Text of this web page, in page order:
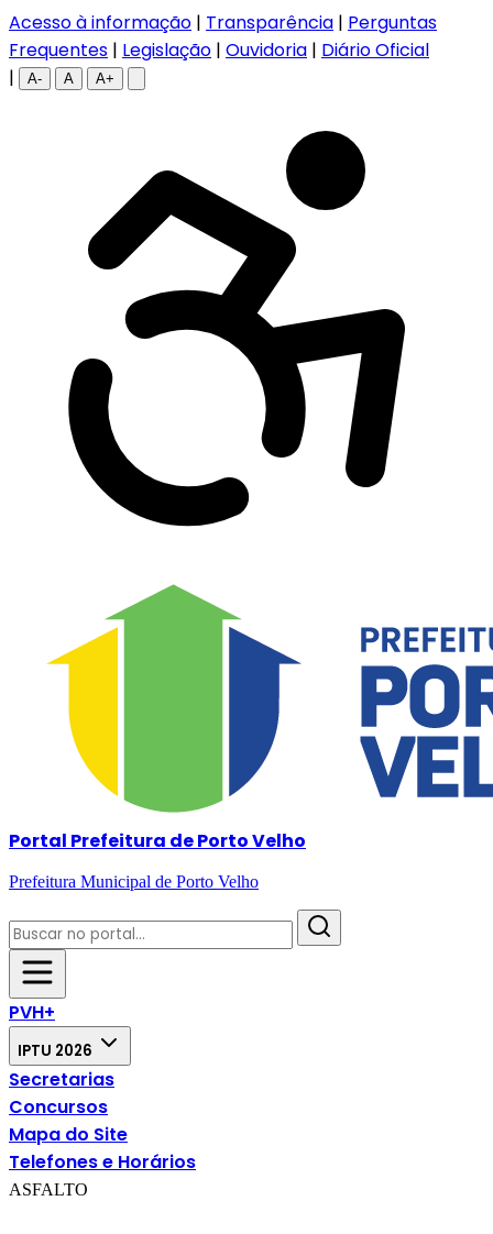
Acesso à informação | Transparência | Perguntas
Frequentes | Legislação | Ouvidoria | Diário Oficial
|
A- A A+
Portal Prefeitura de Porto Velho
Prefeitura Municipal de Porto Velho
PVH+
IPTU 2026
Secretarias
Concursos
Mapa do Site
Telefones e Horários
ASFALTO